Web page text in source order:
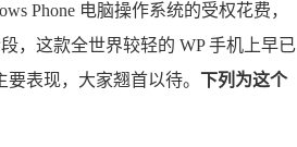
Phone 电脑操作系统的受权花费，
，这款全世界较轻的 WP 手机上早已
表现，大家翘首以待。 下列为这个